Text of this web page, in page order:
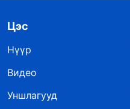
Цэс
Нүүр
Видео
Уншлагууд